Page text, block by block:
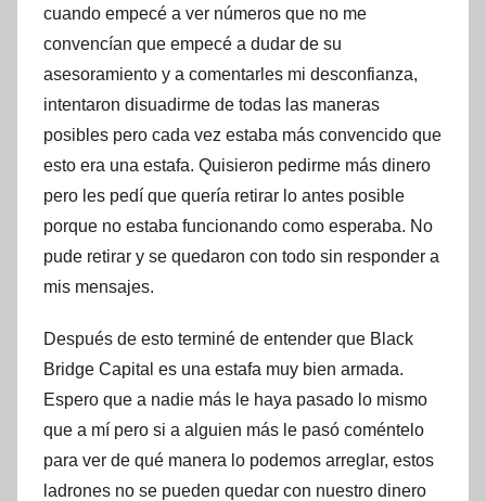
cuando empecé a ver números que no me
convencían que empecé a dudar de su
asesoramiento y a comentarles mi desconfianza,
intentaron disuadirme de todas las maneras
posibles pero cada vez estaba más convencido que
esto era una estafa. Quisieron pedirme más dinero
pero les pedí que quería retirar lo antes posible
porque no estaba funcionando como esperaba. No
pude retirar y se quedaron con todo sin responder a
mis mensajes.
Después de esto terminé de entender que Black
Bridge Capital es una estafa muy bien armada.
Espero que a nadie más le haya pasado lo mismo
que a mí pero si a alguien más le pasó coméntelo
para ver de qué manera lo podemos arreglar, estos
ladrones no se pueden quedar con nuestro dinero